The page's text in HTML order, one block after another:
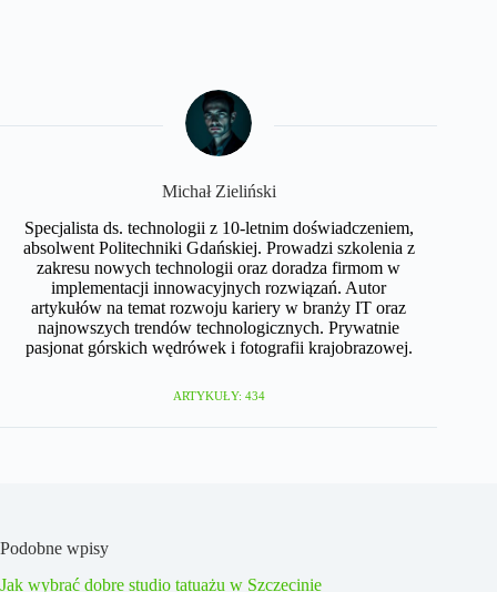
Michał Zieliński
Specjalista ds. technologii z 10-letnim doświadczeniem,
absolwent Politechniki Gdańskiej. Prowadzi szkolenia z
zakresu nowych technologii oraz doradza firmom w
implementacji innowacyjnych rozwiązań. Autor
artykułów na temat rozwoju kariery w branży IT oraz
najnowszych trendów technologicznych. Prywatnie
pasjonat górskich wędrówek i fotografii krajobrazowej.
ARTYKUŁY: 434
Podobne wpisy
Jak wybrać dobre studio tatuażu w Szczecinie